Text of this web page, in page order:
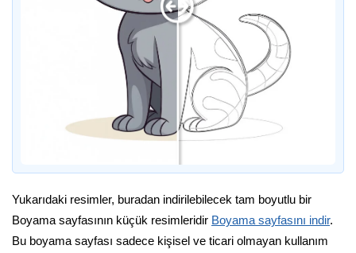
Yukarıdaki resimler, buradan indirilebilecek tam boyutlu bir
Boyama sayfasının küçük resimleridir Boyama sayfasını indir.
Bu boyama sayfası sadece kişisel ve ticari olmayan kullanım